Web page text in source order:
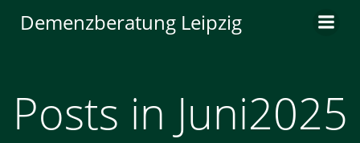
Inhalt
Demenzberatung Leipzig
Posts in Juni2025